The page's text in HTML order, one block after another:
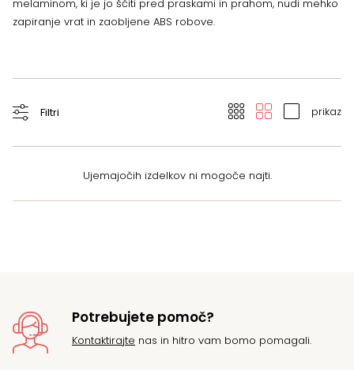
melaminom, ki je jo ščiti pred praskami in prahom, nudi mehko
zapiranje vrat in zaobljene ABS robove.
Ujemajočih izdelkov ni mogoče najti.
Filtri prikaz
Potrebujete pomoč?
Kontaktirajte nas in hitro vam bomo pomagali.